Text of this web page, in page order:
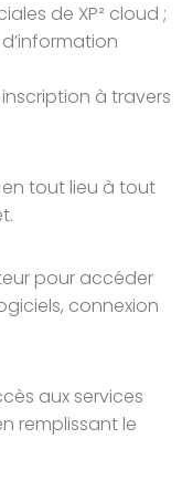
de XP² cloud ;
à travers
tout lieu à tout
pour accéder
connexion
aux services
remplissant le